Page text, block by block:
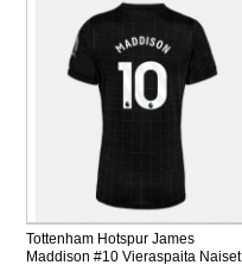
Tottenham Hotspur James
Maddison #10 Vieraspaita Naiset